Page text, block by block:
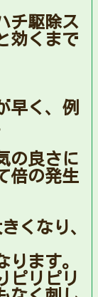
チ駆除ス
効くまで
早く、例
の良さに
倍の発生
くなり、
ます。
ピリピリ